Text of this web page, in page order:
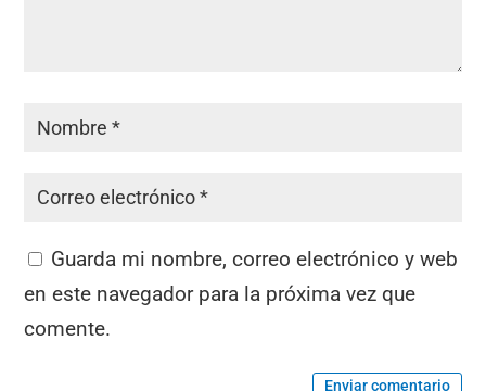
Guarda mi nombre, correo electrónico y web
en este navegador para la próxima vez que
comente.
Enviar comentario